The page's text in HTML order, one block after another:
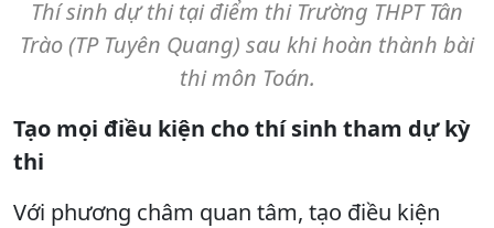
Thí sinh dự thi tại điểm thi Trường THPT Tân
Trào (TP Tuyên Quang) sau khi hoàn thành bài
thi môn Toán.
Tạo mọi điều kiện cho thí sinh tham dự kỳ
thi
Với phương châm quan tâm, tạo điều kiện